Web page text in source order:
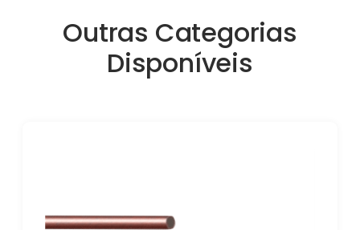
Outras Categorias
Disponíveis